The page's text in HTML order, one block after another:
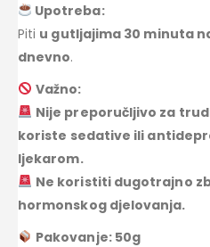
Upotreba:
Piti u gutljajima 30 minuta
dnevno.
Važno:
Nije preporučljivo za
koriste sedative ili
ljekarom.
Ne koristiti dugotrajno
hormonskog djelovanja.
Pakovanje: 50g